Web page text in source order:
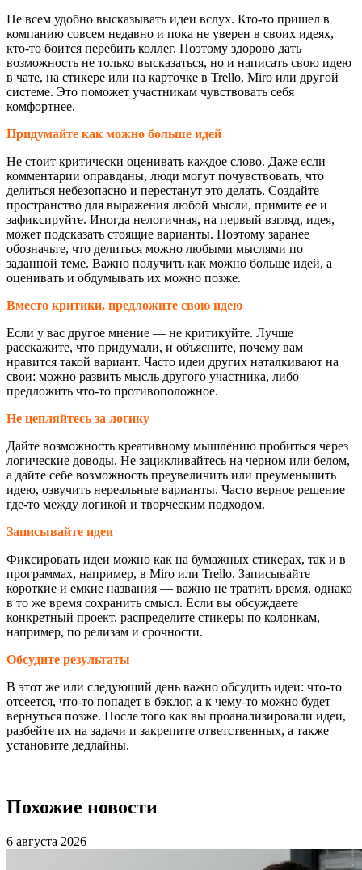
Не всем удобно высказывать идеи вслух. Кто-то пришел в
компанию совсем недавно и пока не уверен в своих идеях,
кто-то боится перебить коллег. Поэтому здорово дать
возможность не только высказаться, но и написать свою идею
в чате, на стикере или на карточке в Trello, Miro или другой
системе. Это поможет участникам чувствовать себя
комфортнее.
Придумайте как можно больше идей
Не стоит критически оценивать каждое слово. Даже если
комментарии оправданы, люди могут почувствовать, что
делиться небезопасно и перестанут это делать. Создайте
пространство для выражения любой мысли, примите ее и
зафиксируйте. Иногда нелогичная, на первый взгляд, идея,
может подсказать стоящие варианты. Поэтому заранее
обозначьте, что делиться можно любыми мыслями по
заданной теме. Важно получить как можно больше идей, а
оценивать и обдумывать их можно позже.
Вместо критики, предложите свою идею
Если у вас другое мнение — не критикуйте. Лучше
расскажите, что придумали, и объясните, почему вам
нравится такой вариант. Часто идеи других наталкивают на
свои: можно развить мысль другого участника, либо
предложить что-то противоположное.
Не цепляйтесь за логику
Дайте возможность креативному мышлению пробиться через
логические доводы. Не зацикливайтесь на черном или белом,
а дайте себе возможность преувеличить или преуменьшить
идею, озвучить нереальные варианты. Часто верное решение
где-то между логикой и творческим подходом.
Записывайте идеи
Фиксировать идеи можно как на бумажных стикерах, так и в
программах, например, в Miro или Trello. Записывайте
короткие и емкие названия — важно не тратить время, однако
в то же время сохранить смысл. Если вы обсуждаете
конкретный проект, распределите стикеры по колонкам,
например, по релизам и срочности.
Обсудите результаты
В этот же или следующий день важно обсудить идеи: что-то
отсеется, что-то попадет в бэклог, а к чему-то можно будет
вернуться позже. После того как вы проанализировали идеи,
разбейте их на задачи и закрепите ответственных, а также
установите дедлайны.
Похожие новости
6 августа 2026